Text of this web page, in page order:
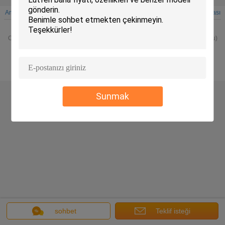
Sunmak
sohbet Teklif isteği
Ana sayfa|Hakkımızda
Gizlilik Politikası
Masaüstü görünümü
Copyright © 2014 - 2026 Chuangpu Animal Husbandry Technology (Suzhou)